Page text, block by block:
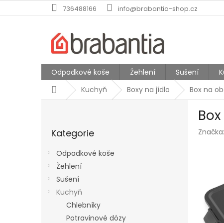
na
736488166 info@brabantia-shop.cz
Odpadkové koše Žehlení Sušení
DomůKuchyň Boxy na jídlo Box na
kategorie
Kategorie
Odpadkové koše
Žehlení
Sušení
Kuchyň
Chlebníky
Potravinové dózy
Značka: